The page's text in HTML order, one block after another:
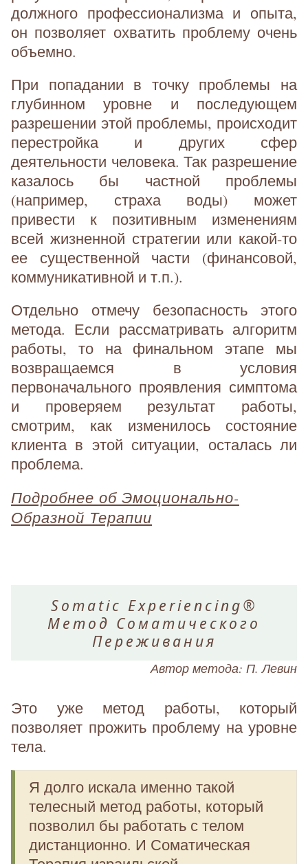
должного профессионализма и опыта,
он позволяет охватить проблему очень
объемно.
При попадании в точку проблемы на
глубинном уровне и последующем
разрешении этой проблемы, происходит
перестройка и других сфер
деятельности человека. Так разрешение
казалось бы частной проблемы
(например, страха воды) может
привести к позитивным изменениям
всей жизненной стратегии или какой-то
ее существенной части (финансовой,
коммуникативной и т.п.).
Отдельно отмечу безопасность этого
метода. Если рассматривать алгоритм
работы, то на финальном этапе мы
возвращаемся в условия
первоначального проявления симптома
и проверяем результат работы,
смотрим, как изменилось состояние
клиента в этой ситуации, осталась ли
проблема.
Подробнее об Эмоционально-
Образной Терапии
Somatic Experiencing®
Метод Соматического
Переживания
Автор метода: П. Левин
Это уже метод работы, который
позволяет прожить проблему на уровне
тела.
Я долго искала именно такой
телесный метод работы, который
позволил бы работать с телом
дистанционно. И Соматическая